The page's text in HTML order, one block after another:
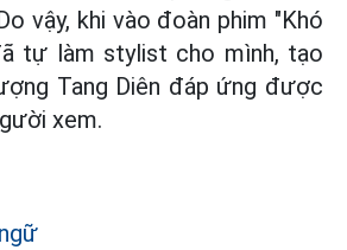
vậy, khi vào đoàn phim "Khó
tự làm stylist cho mình, tạo
Tang Diên đáp ứng được
xem.